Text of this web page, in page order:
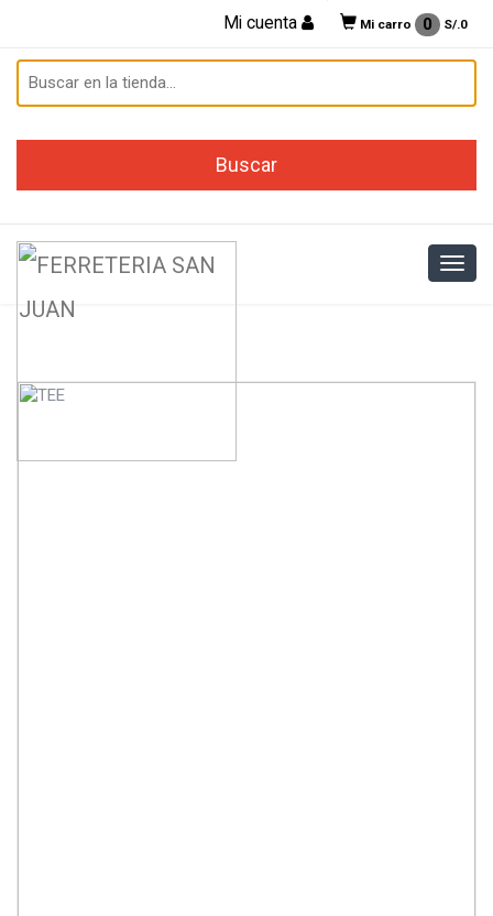
Mi cuenta Mi carro 0 S/.0